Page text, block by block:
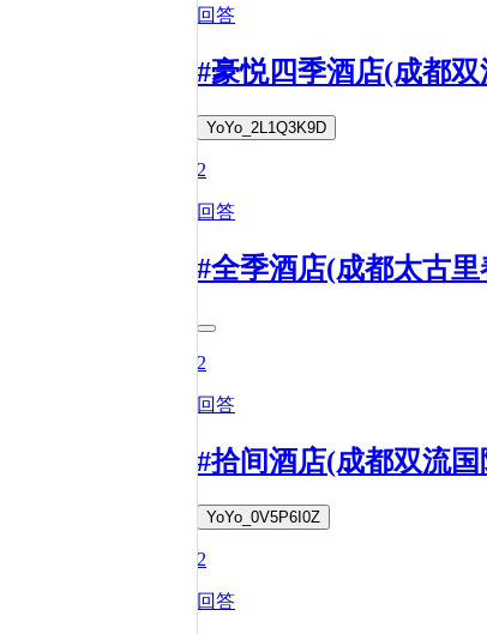
回答
#豪悦四季酒店(成都
YoYo_2L1Q3K9D
2
回答
#全季酒店(成都太古
2
回答
#拾间酒店(成都双流
YoYo_0V5P6I0Z
2
回答